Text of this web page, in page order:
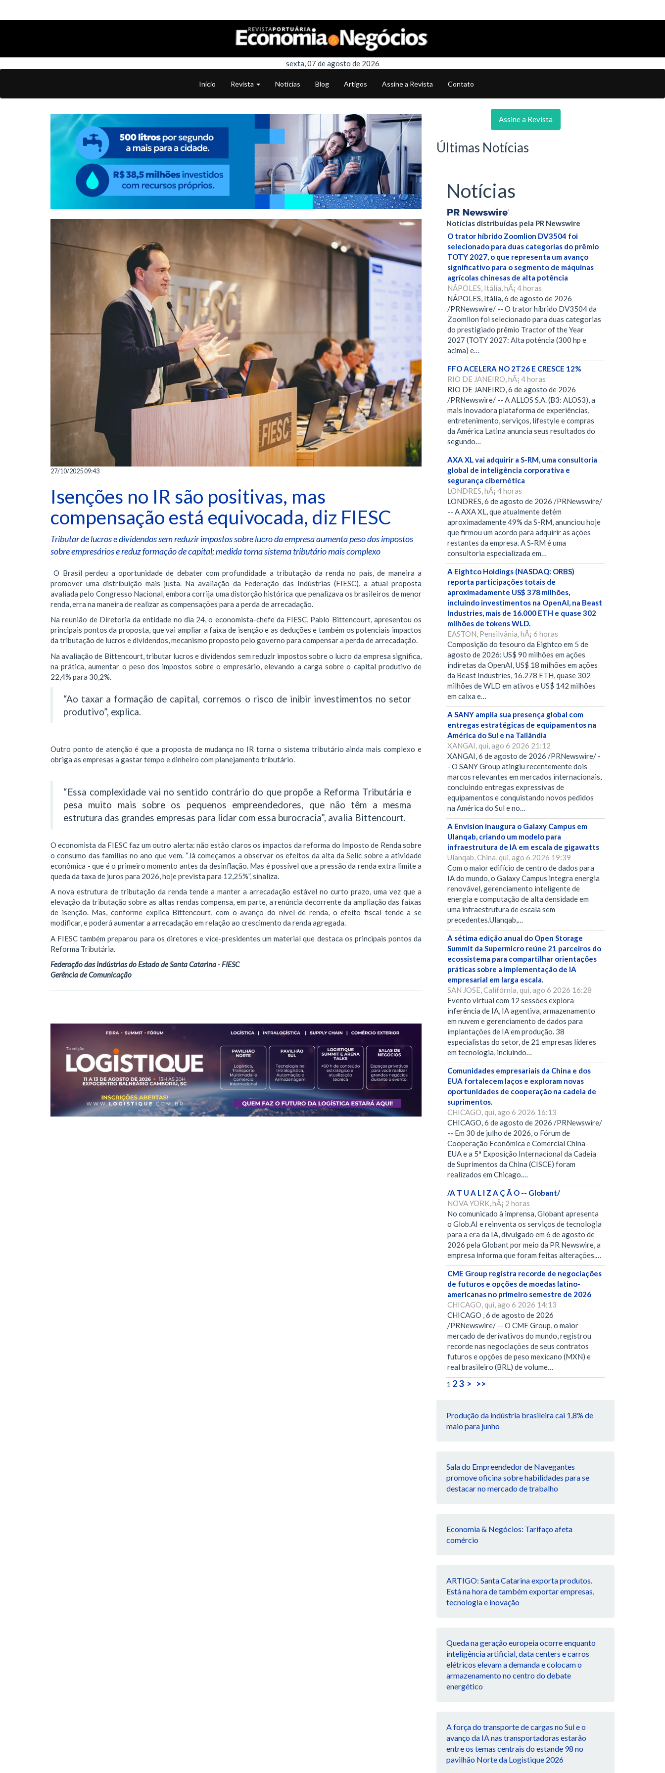
sexta, 07 de agosto de 2026
Início Revista Notícias Blog Artigos Assine a Revista Contato
27/10/2025 09:43
Isenções no IR são positivas, mas
compensação está equivocada, diz FIESC
Tributar de lucros e dividendos sem reduzir impostos sobre lucro da empresa aumenta peso dos impostos
sobre empresários e reduz formação de capital; medida torna sistema tributário mais complexo
O Brasil perdeu a oportunidade de debater com profundidade a tributação da renda no país, de maneira a
promover uma distribuição mais justa. Na avaliação da Federação das Indústrias (FIESC), a atual proposta
avaliada pelo Congresso Nacional, embora corrija uma distorção histórica que penalizava os brasileiros de menor
renda, erra na maneira de realizar as compensações para a perda de arrecadação.
Na reunião de Diretoria da entidade no dia 24, o economista-chefe da FIESC, Pablo Bittencourt, apresentou os
principais pontos da proposta, que vai ampliar a faixa de isenção e as deduções e também os potenciais impactos
da tributação de lucros e dividendos, mecanismo proposto pelo governo para compensar a perda de arrecadação.
Na avaliação de Bittencourt, tributar lucros e dividendos sem reduzir impostos sobre o lucro da empresa significa,
na prática, aumentar o peso dos impostos sobre o empresário, elevando a carga sobre o capital produtivo de
22,4% para 30,2%.
“Ao taxar a formação de capital, corremos o risco de inibir investimentos no setor
produtivo”, explica.
Outro ponto de atenção é que a proposta de mudança no IR torna o sistema tributário ainda mais complexo e
obriga as empresas a gastar tempo e dinheiro com planejamento tributário.
“Essa complexidade vai no sentido contrário do que propõe a Reforma Tributária e
pesa muito mais sobre os pequenos empreendedores, que não têm a mesma
estrutura das grandes empresas para lidar com essa burocracia”, avalia Bittencourt.
O economista da FIESC faz um outro alerta: não estão claros os impactos da reforma do Imposto de Renda sobre
o consumo das famílias no ano que vem. “Já começamos a observar os efeitos da alta da Selic sobre a atividade
econômica - que é o primeiro momento antes da desinflação. Mas é possível que a pressão da renda extra limite a
queda da taxa de juros para 2026, hoje prevista para 12,25%”, sinaliza.
A nova estrutura de tributação da renda tende a manter a arrecadação estável no curto prazo, uma vez que a
elevação da tributação sobre as altas rendas compensa, em parte, a renúncia decorrente da ampliação das faixas
de isenção. Mas, conforme explica Bittencourt, com o avanço do nível de renda, o efeito fiscal tende a se
modificar, e poderá aumentar a arrecadação em relação ao crescimento da renda agregada.
A FIESC também preparou para os diretores e vice-presidentes um material que destaca os principais pontos da
Reforma Tributária.
Federação das Indústrias do Estado de Santa Catarina - FIESC
Gerência de Comunicação
Assine a Revista
Últimas Notícias
Notícias
Notícias distribuídas pela PR Newswire
O trator híbrido Zoomlion DV3504 foi
selecionado para duas categorias do prêmio
TOTY 2027, o que representa um avanço
significativo para o segmento de máquinas
agrícolas chinesas de alta potência
NÁPOLES, Itália, hÃ¡ 4 horas
NÁPOLES, Itália, 6 de agosto de 2026
/PRNewswire/ -- O trator híbrido DV3504 da
Zoomlion foi selecionado para duas categorias
do prestigiado prêmio Tractor of the Year
2027 (TOTY 2027: Alta potência (300 hp e
acima) e…
FFO ACELERA NO 2T26 E CRESCE 12%
RIO DE JANEIRO, hÃ¡ 4 horas
RIO DE JANEIRO, 6 de agosto de 2026
/PRNewswire/ -- A ALLOS S.A. (B3: ALOS3), a
mais inovadora plataforma de experiências,
entretenimento, serviços, lifestyle e compras
da América Latina anuncia seus resultados do
segundo…
AXA XL vai adquirir a S-RM, uma consultoria
global de inteligência corporativa e
segurança cibernética
LONDRES, hÃ¡ 4 horas
LONDRES, 6 de agosto de 2026 /PRNewswire/
-- A AXA XL, que atualmente detém
aproximadamente 49% da S-RM, anunciou hoje
que firmou um acordo para adquirir as ações
restantes da empresa. A S-RM é uma
consultoria especializada em…
A Eightco Holdings (NASDAQ: ORBS)
reporta participações totais de
aproximadamente US$ 378 milhões,
incluindo investimentos na OpenAI, na Beast
Industries, mais de 16.000 ETH e quase 302
milhões de tokens WLD.
EASTON, Pensilvânia, hÃ¡ 6 horas
Composição do tesouro da Eightco em 5 de
agosto de 2026: US$ 90 milhões em ações
indiretas da OpenAI, US$ 18 milhões em ações
da Beast Industries, 16.278 ETH, quase 302
milhões de WLD em ativos e US$ 142 milhões
em caixa e…
A SANY amplia sua presença global com
entregas estratégicas de equipamentos na
América do Sul e na Tailândia
XANGAI, qui, ago 6 2026 21:12
XANGAI, 6 de agosto de 2026 /PRNewswire/ -
- O SANY Group atingiu recentemente dois
marcos relevantes em mercados internacionais,
concluindo entregas expressivas de
equipamentos e conquistando novos pedidos
na América do Sul e no…
A Envision inaugura o Galaxy Campus em
Ulanqab, criando um modelo para
infraestrutura de IA em escala de gigawatts
Ulanqab, China, qui, ago 6 2026 19:39
Com o maior edifício de centro de dados para
IA do mundo, o Galaxy Campus integra energia
renovável, gerenciamento inteligente de
energia e computação de alta densidade em
uma infraestrutura de escala sem
precedentes.Ulanqab,…
A sétima edição anual do Open Storage
Summit da Supermicro reúne 21 parceiros do
ecossistema para compartilhar orientações
práticas sobre a implementação de IA
empresarial em larga escala.
SAN JOSE, Califórnia, qui, ago 6 2026 16:28
Evento virtual com 12 sessões explora
inferência de IA, IA agentiva, armazenamento
em nuvem e gerenciamento de dados para
implantações de IA em produção. 38
especialistas do setor, de 21 empresas líderes
em tecnologia, incluindo…
Comunidades empresariais da China e dos
EUA fortalecem laços e exploram novas
oportunidades de cooperação na cadeia de
suprimentos.
CHICAGO, qui, ago 6 2026 16:13
CHICAGO, 6 de agosto de 2026 /PRNewswire/
-- Em 30 de julho de 2026, o Fórum de
Cooperação Econômica e Comercial China-
EUA e a 5ª Exposição Internacional da Cadeia
de Suprimentos da China (CISCE) foram
realizados em Chicago.…
/A T U A L I Z A Ç Ã O -- Globant/
NOVA YORK, hÃ¡ 2 horas
No comunicado à imprensa, Globant apresenta
o Glob.AI e reinventa os serviços de tecnologia
para a era da IA, divulgado em 6 de agosto de
2026 pela Globant por meio da PR Newswire, a
empresa informa que foram feitas alterações.…
CME Group registra recorde de negociações
de futuros e opções de moedas latino-
americanas no primeiro semestre de 2026
CHICAGO, qui, ago 6 2026 14:13
CHICAGO , 6 de agosto de 2026
/PRNewswire/ -- O CME Group, o maior
mercado de derivativos do mundo, registrou
recorde nas negociações de seus contratos
futuros e opções de peso mexicano (MXN) e
real brasileiro (BRL) de volume…
1 23 > >>
Produção da indústria brasileira cai 1,8% de
maio para junho
Sala do Empreendedor de Navegantes
promove oficina sobre habilidades para se
destacar no mercado de trabalho
Economia & Negócios: Tarifaço afeta
comércio
ARTIGO: Santa Catarina exporta produtos.
Está na hora de também exportar empresas,
tecnologia e inovação
Queda na geração europeia ocorre enquanto
inteligência artificial, data centers e carros
elétricos elevam a demanda e colocam o
armazenamento no centro do debate
energético
A força do transporte de cargas no Sul e o
avanço da IA nas transportadoras estarão
entre os temas centrais do estande 98 no
pavilhão Norte da Logistique 2026